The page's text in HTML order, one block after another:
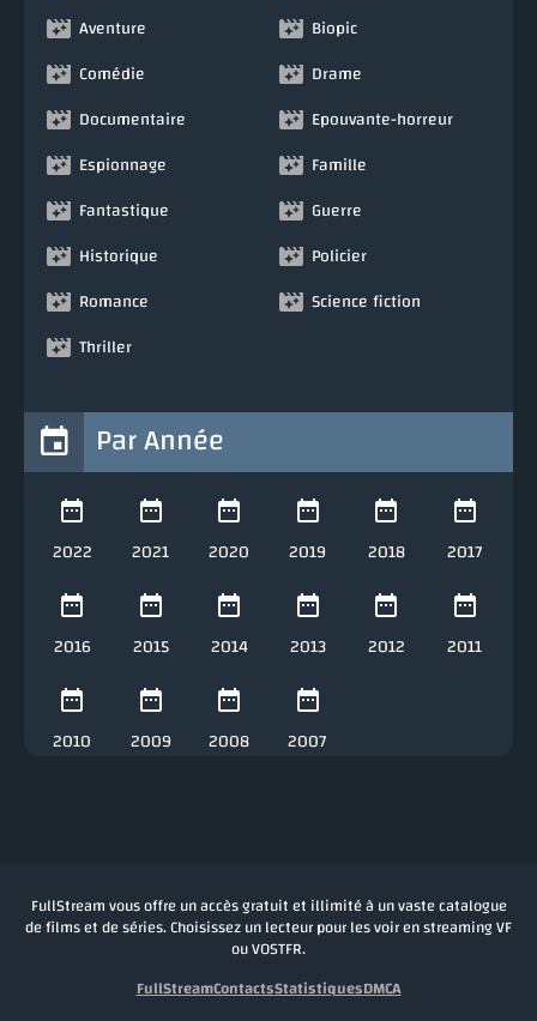
Aventure
Biopic
Comédie
Drame
Documentaire
Epouvante-horreur
Espionnage
Famille
Fantastique
Guerre
Historique
Policier
Romance
Science fiction
Thriller
Par Année
2022 2021 2020 2019 2018 2017
2016 2015 2014 2013 2012 2011
2010 2009 2008 2007
FullStream vous offre un accès gratuit et illimité à un vaste catalogue
de films et de séries. Choisissez un lecteur pour les voir en streaming VF
ou VOSTFR.
FullStreamContactsStatistiquesDMCA